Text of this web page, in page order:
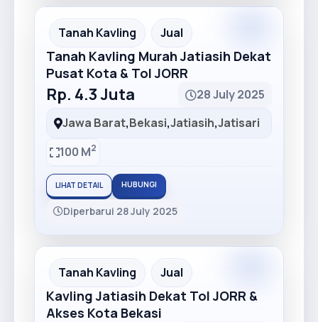
Recommended
Tanah Kavling Jual
Tanah Kavling Murah Jatiasih Dekat
Pusat Kota & Tol JORR
Rp. 4.3 Juta
28 July 2025
Jawa Barat,Bekasi,Jatiasih,Jatisari
100 M2
LIHAT DETAIL HUBUNGI
Diperbarui 28 July 2025
Recommended
Tanah Kavling Jual
Kavling Jatiasih Dekat Tol JORR &
Akses Kota Bekasi